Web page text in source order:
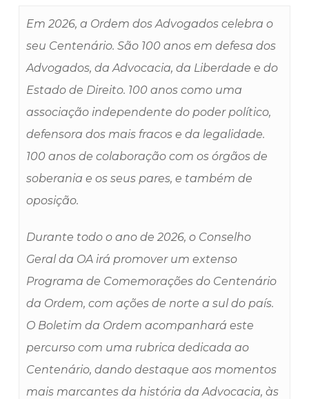
Em 2026, a Ordem dos Advogados celebra o
seu Centenário. São 100 anos em defesa dos
Advogados, da Advocacia, da Liberdade e do
Estado de Direito. 100 anos como uma
associação independente do poder político,
defensora dos mais fracos e da legalidade.
100 anos de colaboração com os órgãos de
soberania e os seus pares, e também de
oposição.
Durante todo o ano de 2026, o Conselho
Geral da OA irá promover um extenso
Programa de Comemorações do Centenário
da Ordem, com ações de norte a sul do país.
O Boletim da Ordem acompanhará este
percurso com uma rubrica dedicada ao
Centenário, dando destaque aos momentos
mais marcantes da história da Advocacia, às